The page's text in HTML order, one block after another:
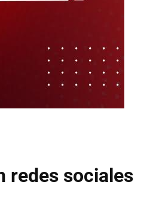
redes sociales